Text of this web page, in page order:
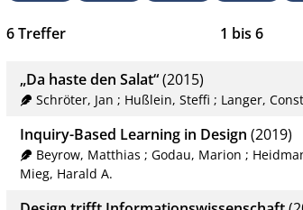
6Treffer 1 bis6
„Da haste den Salat“(2015)
Schröter, Jan ; Hußlein, Steffi ; Langer,
Inquiry-Based Learning in Design (2019)
Beyrow, Matthias ;Godau, Marion ;
Mieg, Harald A.